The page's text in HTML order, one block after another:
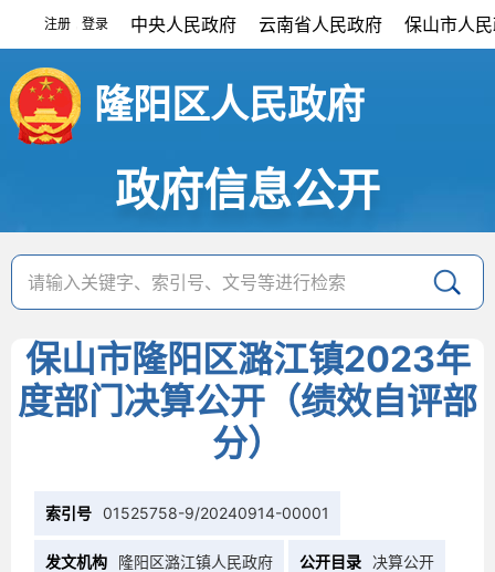
注册 登录 中央人民政府 云南省人民政府 保山市人
隆阳区人民政府
政府信息公开
保山市隆阳区潞江镇2023年
度部门决算公开（绩效自评部
分）
索引号 01525758-9/20240914-00001
发文机构 隆阳区潞江镇人民政府 公开目录 决算公开